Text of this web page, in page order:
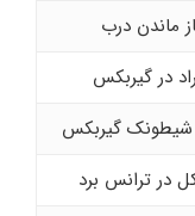
ماندن درب
در گیربکس
شیطونک گیربکس
در ترانس برد